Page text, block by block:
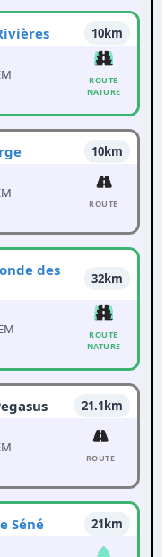
10km
ROUTE
NATURE
10km
ROUTE
des
32km
ROUTE
NATURE
21.1km
ROUTE
Séné
21km